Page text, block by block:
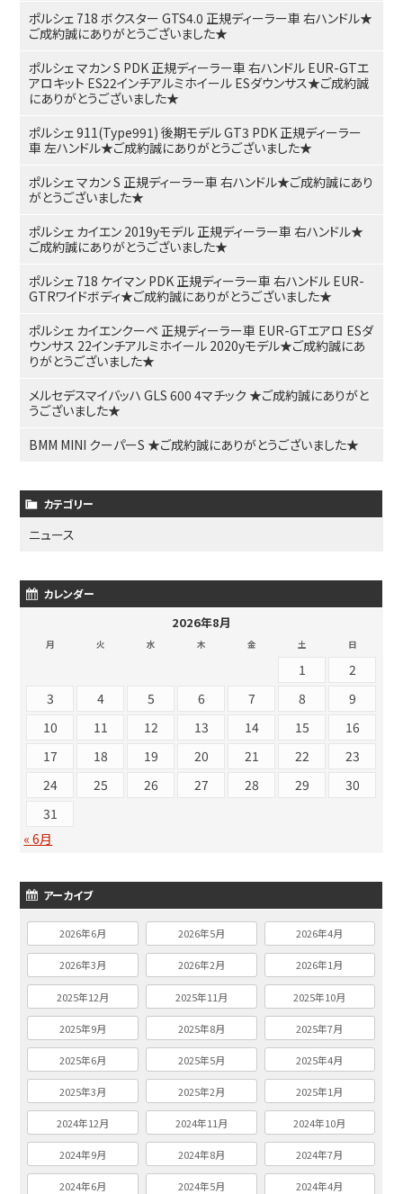
ポルシェ 718 ボクスター GTS4.0 正規ディーラー車 右ハンドル★
ご成約誠にありがとうございました★
ポルシェ マカン S PDK 正規ディーラー車 右ハンドル EUR-GTエ
アロキット ES22インチアルミホイール ESダウンサス★ご成約誠
にありがとうございました★
ポルシェ 911(Type991) 後期モデル GT3 PDK 正規ディーラー
車 左ハンドル★ご成約誠にありがとうございました★
ポルシェ マカン S 正規ディーラー車 右ハンドル★ご成約誠にあり
がとうございました★
ポルシェ カイエン 2019yモデル 正規ディーラー車 右ハンドル★
ご成約誠にありがとうございました★
ポルシェ 718 ケイマン PDK 正規ディーラー車 右ハンドル EUR-
GTRワイドボディ★ご成約誠にありがとうございました★
ポルシェ カイエンクーペ 正規ディーラー車 EUR-GTエアロ ESダ
ウンサス 22インチアルミホイール 2020yモデル★ご成約誠にあ
りがとうございました★
メルセデスマイバッハ GLS 600 4マチック ★ご成約誠にありがと
うございました★
BMM MINI クーパーS ★ご成約誠にありがとうございました★
カテゴリー
ニュース
カレンダー
2026年8月
月 火 水 木 金 土 日
1
2
3
4 5 6 7 8
9
10
11 12 13 14 15
16
17
18 19 20 21 22
23
24
25 26 27 28 29
30
31
« 6月
アーカイブ
2026年6月 2026年5月 2026年4月
2026年3月 2026年2月 2026年1月
2025年12月 2025年11月 2025年10月
2025年9月 2025年8月 2025年7月
2025年6月 2025年5月 2025年4月
2025年3月 2025年2月 2025年1月
2024年12月 2024年11月 2024年10月
2024年9月 2024年8月 2024年7月
2024年6月 2024年5月 2024年4月